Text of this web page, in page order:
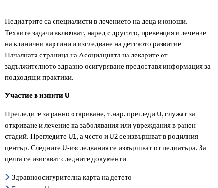
Педиатрите са специалисти в лечението на деца и юноши.
Техните задачи включват, наред с другото, превенция и лечение
на клинични картини и изследване на детското развитие.
Началната страница на Асоциацията на лекарите от
задължителното здравно осигуряване предоставя информация за
подходящи практики.
Участие в изпити U
Прегледите за ранно откриване, т.нар. прегледи U, служат за
откриване и лечение на заболявания или увреждания в ранен
стадий. Прегледите U1, а често и U2 се извършват в родилния
център. Следните U-изследвания се извършват от педиатъра. За
целта се изискват следните документи:
Здравноосигурителна карта на детето